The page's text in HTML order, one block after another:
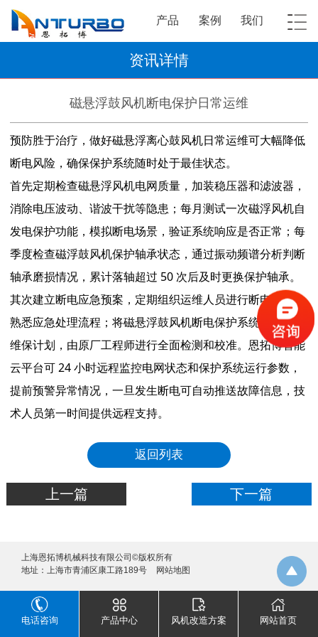
产品 案例 我们
资讯详情
磁悬浮鼓风机断电保护日常运维
预防胜于治疗，做好磁悬浮离心鼓风机日常运维可大幅降低
断电风险，确保保护系统随时处于最佳状态。
首先定期检查磁悬浮风机电网质量，加装稳压器和滤波器，
消除电压波动、谐波干扰等隐患；每月测试一次磁浮风机自
发电保护功能，模拟断电场景，验证系统响应是否正常；每
季度检查磁浮鼓风机保护轴承状态，通过振动频谱分析判断
轴承磨损情况，累计落轴超过 50 次后及时更换保护轴承。
其次建立断电应急预案，定期组织运维人员进行断电演练，
熟悉应急处理流程；将磁悬浮鼓风机断电保护系统纳入年度
维保计划，由原厂工程师进行全面检测和校准。恩拓博智能
云平台可 24 小时远程监控电网状态和保护系统运行参数，
提前预警异常情况，一旦发生断电可自动推送故障信息，技
术人员第一时间提供远程支持。
返回列表
上一篇 下一篇
上海恩拓博机械科技有限公司©版权所有
地址：上海市青浦区康工路189号
网站地图
电话咨询 产品中心 风机改造方案 网站首页